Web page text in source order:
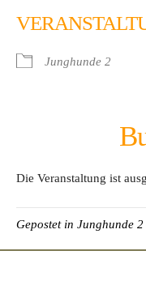
Junghunde 2
Die Veranstaltung ist
Gepostet in Junghunde 2